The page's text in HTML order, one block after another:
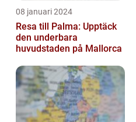
08 januari 2024
Resa till Palma: Upptäck
den underbara
huvudstaden på Mallorca